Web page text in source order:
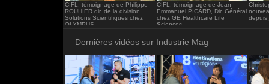
CIFL, témoignage de Philippe
ROUHIER dir. de la division
Solutions Scientifiques chez
OLYMPUS
CIFL, témoignage de Jean
Emmanuel PICARD, Dir. Général
chez GE Healthcare Life
Sciences
depuis
Dernières vidéos sur Industrie Mag